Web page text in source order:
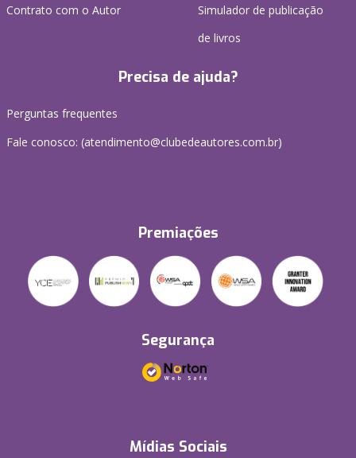
Contrato com o Autor
Simulador de publicação
de livros
Precisa de ajuda?
Perguntas frequentes
Fale conosco: (atendimento@clubedeautores.com.br)
Premiações
Segurança
Mídias Sociais